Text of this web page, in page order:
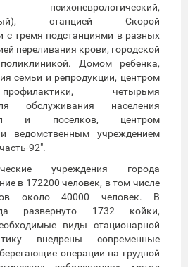
психоневрологический,
станцией Скорой
с тремя подстанциями в разных
переливания крови, городской
поликлиникой. Домом ребенка,
семьи и репродукции, центром
четырьмя
обслуживания населения
и поселков, центром
и ведомственным учреждением
92".
учреждения города
в 172200 человек, в том числе
около 40000 человек. В
развернуто 1732 койки,
виды стационарной
внедрены современные
операции на грудной